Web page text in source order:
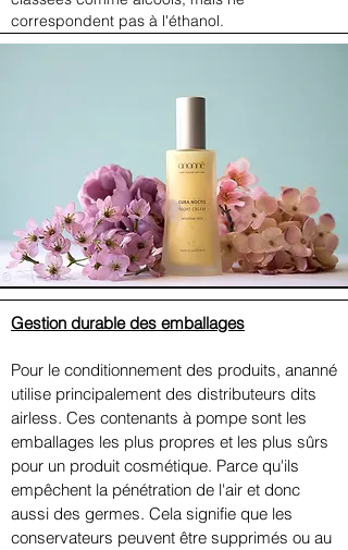
correspondent pas à l'éthanol.
Gestion durable des emballages
Pour le conditionnement des produits, ananné
utilise principalement des distributeurs dits
airless. Ces contenants à pompe sont les
emballages les plus propres et les plus sûrs
pour un produit cosmétique. Parce qu'ils
empêchent la pénétration de l'air et donc
aussi des germes. Cela signifie que les
conservateurs peuvent être supprimés ou au